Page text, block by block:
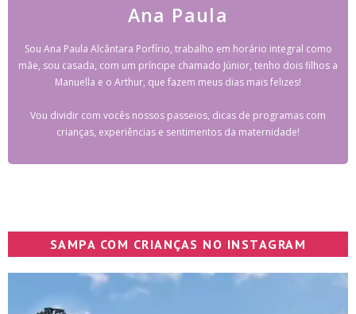
Ana Paula
Sou Ana Paula Alcântara Porfírio, trabalho em horário integral como
mãe, sou casada, com um príncipe chamado Júnior, tenho dois filhos a
Manuella e o Arthur, que fazem meus dias mais felizes!
Vou dividir com vocês nossos passeios, dicas de programas com
crianças, experiências e sentimentos da maternidade!
SAMPA COM CRIANÇAS NO INSTAGRAM